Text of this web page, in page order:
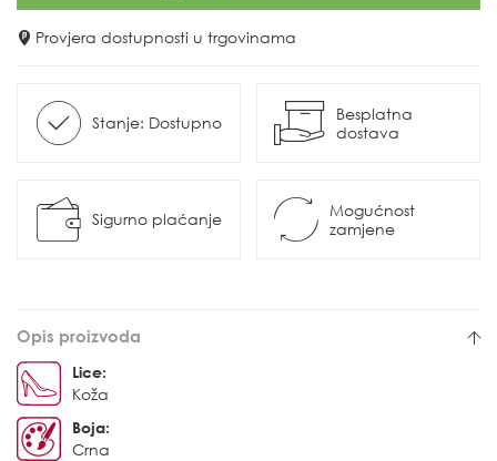
Provjera dostupnosti u trgovinama
Stanje: Dostupno
Besplatna
dostava
Sigurno plaćanje
Mogućnost
zamjene
Opis proizvoda
Lice:
Koža
Boja:
Crna